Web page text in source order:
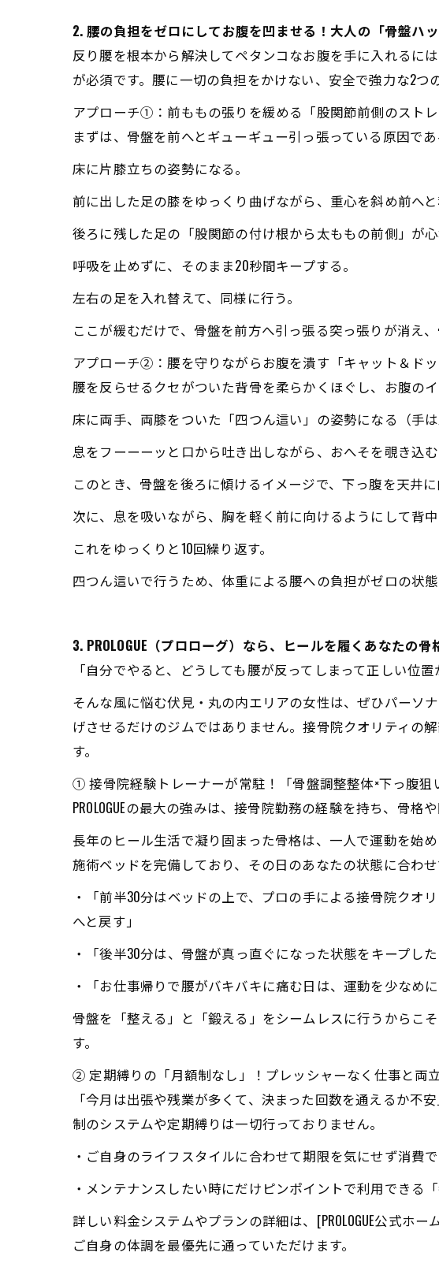
2. 腰の負担をゼロにしてお腹を凹ませる！大人の「骨盤ハ
反り腰を根本から解決してペタンコなお腹を手に入れるに
が必須です。腰に一切の負担をかけない、安全で強力な2つ
アプローチ①：前ももの張りを緩める「股関節前側のストレ
まずは、骨盤を前へとギューギュー引っ張っている原因で
床に片膝立ちの姿勢になる。
前に出した足の膝をゆっくり曲げながら、重心を斜め前へと
後ろに残した足の「股関節の付け根から太ももの前側」が
呼吸を止めずに、そのまま20秒間キープする。
左右の足を入れ替えて、同様に行う。
ここが緩むだけで、骨盤を前方へ引っ張る突っ張りが消え
アプローチ②：腰を守りながらお腹を潰す「キャット＆ドッ
腰を反らせるクセがついた背骨を柔らかくほぐし、お腹の
床に両手、両膝をついた「四つん這い」の姿勢になる（手
息をフーーーッと口から吐き出しながら、おへそを覗き込
このとき、骨盤を後ろに傾けるイメージで、下っ腹を天井
次に、息を吸いながら、胸を軽く前に向けるようにして背
これをゆっくりと10回繰り返す。
四つん這いで行うため、体重による腰への負担がゼロの状
3. PROLOGUE（プロローグ）なら、ヒールを履くあなたの
「自分でやると、どうしても腰が反ってしまって正しい位
そんな風に悩む伏見・丸の内エリアの女性は、ぜひパーソ
げさせるだけのジムではありません。接骨院クオリティの
す。
① 接骨院経験トレーナーが常駐！「骨盤調整整体×下っ腹
PROLOGUEの最大の強みは、接骨院勤務の経験を持ち、骨
長年のヒール生活で凝り固まった骨格は、一人で運動を始
施術ベッドを完備しており、その日のあなたの状態に合わ
・「前半30分はベッドの上で、プロの手による接骨院ク
へと戻す」
・「後半30分は、骨盤が真っ直ぐになった状態をキープし
・「お仕事帰りで腰がバキバキに痛む日は、運動を少なめ
骨盤を「整える」と「鍛える」をシームレスに行うからこ
す。
② 定期縛りの「月額制なし」！プレッシャーなく仕事と両
「今月は出張や残業が多くて、決まった回数を通えるか
制のシステムや定期縛りは一切行っておりません。
・ご自身のライフスタイルに合わせて期限を気にせず消費で
・メンテナンスしたい時にだけピンポイントで利用できる
詳しい料金システムやプランの詳細は、[PROLOGUE公式ホ
ご自身の体調を最優先に通っていただけます。